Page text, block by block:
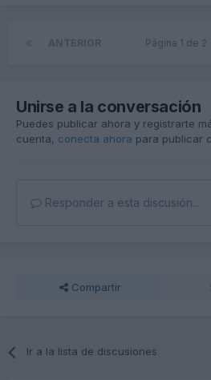
Página 1 de 2
Unirse a la conversación
Puedes publicar ahora y registrarte
cuenta, conecta ahora para publicar
Responder a esta discusión...
Compartir
Ir a la lista de discusiones